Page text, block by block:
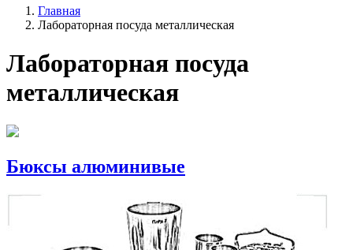
Главная
Лабораторная посуда металлическая
Лабораторная посуда
металлическая
Бюксы алюминивые